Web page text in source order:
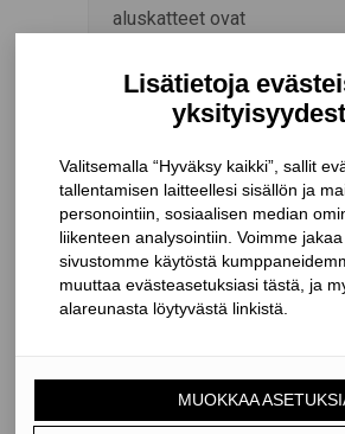
aluskatteet ovat
vesitiiviitä kankaaseen
hydrofiilisen kalvon
Kalvo sijaitsee kankaan
kerrosrakenteessa kahden
mikrokuituisen
polypropyleenikerroksen
Hydrofiilisessa kalvossa ei
siirtyminen kalvon läpi
kalvomateriaalissa olevien